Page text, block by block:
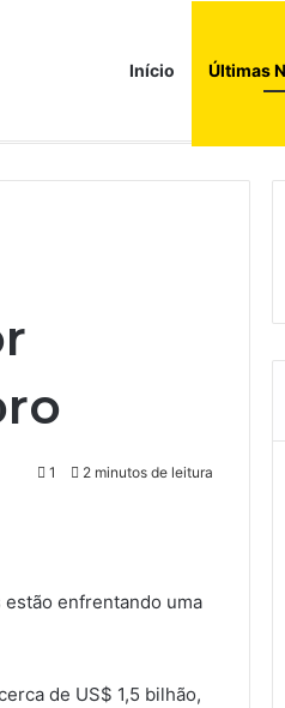
Início Últimas
1 2 minutos de leitura
enfrentando uma
de US$ 1,5 bilhão,